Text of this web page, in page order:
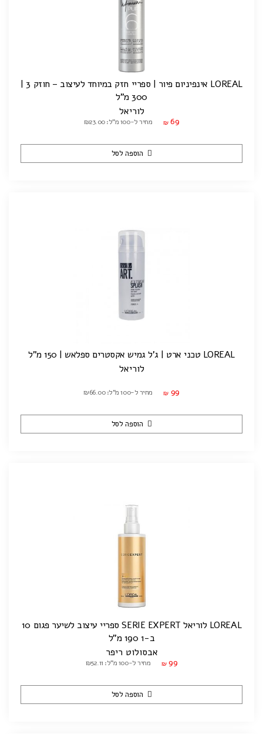
LOREAL אינפיניום פיור | ספריי חזק במיוחד לעיצוב – חוזק 3 |
300 מ"ל
לוריאל
₪ 69 מחיר ל-100 מ"ל: ₪23.00
הוספה לסל
LOREAL טכני ארט | ג'ל גמיש אקסטרים ספלאש | 150 מ"ל
לוריאל
₪ 99 מחיר ל-100 מ"ל: ₪66.00
הוספה לסל
LOREAL לוריאל SERIE EXPERT ספריי עיצוב לשיער פגום 10
ב-1 190 מ"ל
אבסולוט ריפר
₪ 99 מחיר ל-100 מ"ל: ₪52.11
הוספה לסל